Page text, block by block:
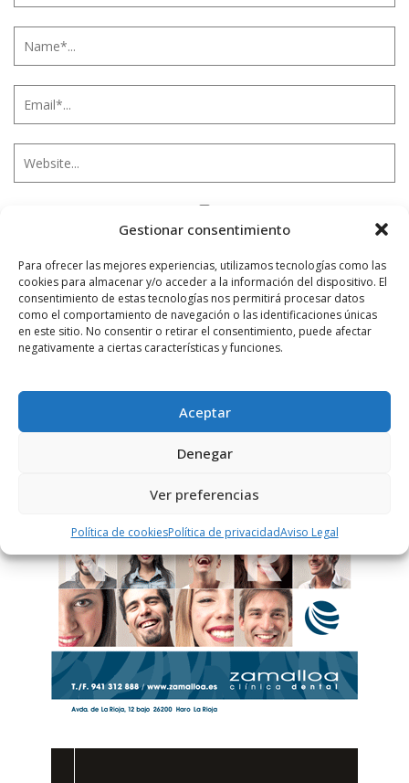
Gestionar consentimiento
Para ofrecer las mejores experiencias, utilizamos tecnologías como las
cookies para almacenar y/o acceder a la información del dispositivo. El
consentimiento de estas tecnologías nos permitirá procesar datos
como el comportamiento de navegación o las identificaciones únicas
en este sitio. No consentir o retirar el consentimiento, puede afectar
negativamente a ciertas características y funciones.
Aceptar
Denegar
Ver preferencias
Política de cookiesPolítica de privacidadAviso Legal
Notificarme vía correo electrónico cuando el comentario sea
Este sitio usa Akismet para reducir el spam. Aprende
cómo se procesan los datos de tus comentarios.
PUBLICIDAD